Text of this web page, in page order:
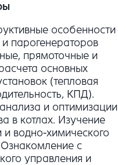
особенности
парогенераторов
прямоточные и
основных
(тепловая
КПД).
и оптимизации
в котлах. Изучение
и водно-химического
с
управления и